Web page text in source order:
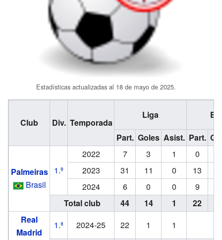
Estadísticas actualizadas al 18 de mayo de 2025.
Club Div. Temporada
Liga
Part. Goles Asist. Part.
Palmeiras
Brasil
1.ª
2022 7 3 1 0
2023
31 11 0 13
2024
6 0 0 9
Total club
44 14 1 22
Real
Madrid
1.ª 2024-25 22 1 1